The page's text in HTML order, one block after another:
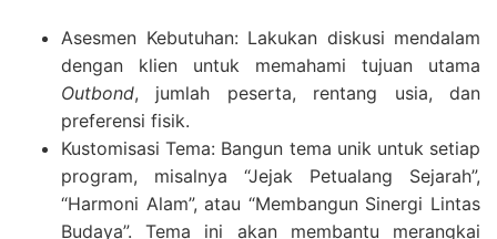
Asesmen Kebutuhan: Lakukan diskusi mendalam
dengan klien untuk memahami tujuan utama
Outbond, jumlah peserta, rentang usia, dan
preferensi fisik.
Kustomisasi Tema: Bangun tema unik untuk setiap
program, misalnya “Jejak Petualang Sejarah”,
“Harmoni Alam”, atau “Membangun Sinergi Lintas
Budaya”. Tema ini akan membantu merangkai